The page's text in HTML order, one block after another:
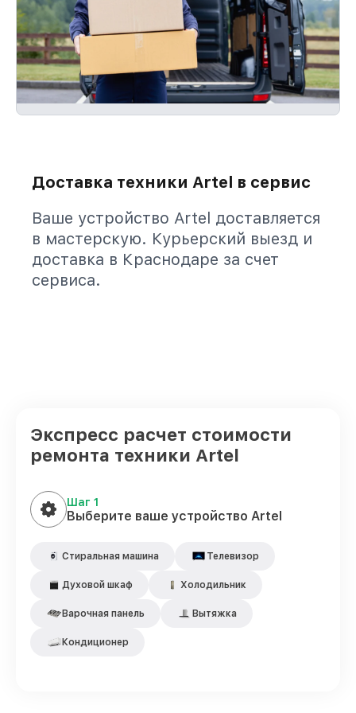
Доставка техники Artel в сервис
Ваше устройство Artel доставляется
в мастерскую. Курьерский выезд и
доставка в Краснодаре за счет
сервиса.
Экспресс расчет стоимости
ремонта техники Artel
Шаг 1
Выберите ваше устройство Artel
Стиральная машина Телевизор
Духовой шкаф Холодильник
Варочная панель Вытяжка
Кондиционер